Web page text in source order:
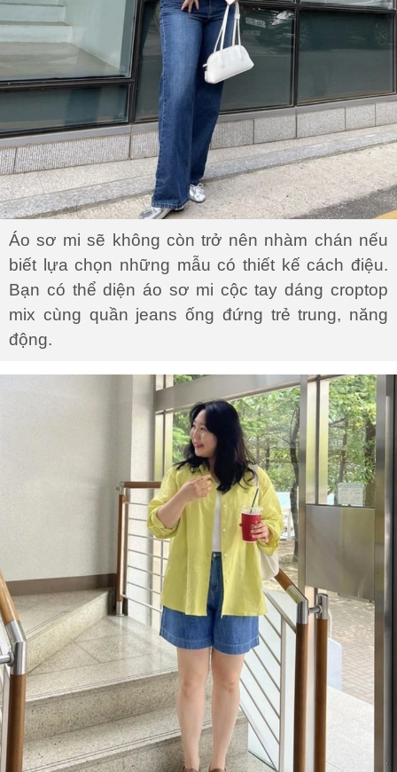
Áo sơ mi sẽ không còn trở nên nhàm chán nếu
biết lựa chọn những mẫu có thiết kế cách điệu.
Bạn có thể diện áo sơ mi cộc tay dáng croptop
mix cùng quần jeans ống đứng trẻ trung, năng
động.